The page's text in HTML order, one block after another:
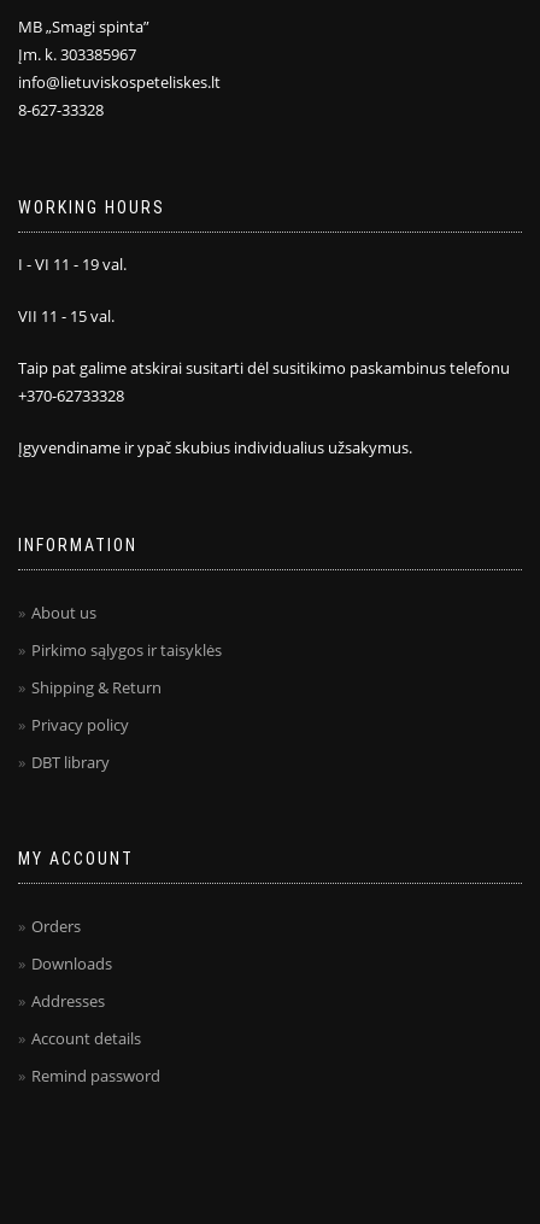
MB „Smagi spinta”
Įm. k. 303385967
info@lietuviskospeteliskes.lt
8-627-33328
WORKING HOURS
I - VI 11 - 19 val.
VII 11 - 15 val.
Taip pat galime atskirai susitarti dėl susitikimo paskambinus telefonu
+370-62733328
Įgyvendiname ir ypač skubius individualius užsakymus.
INFORMATION
About us
Pirkimo sąlygos ir taisyklės
Shipping & Return
Privacy policy
DBT library
MY ACCOUNT
Orders
Downloads
Addresses
Account details
Remind password